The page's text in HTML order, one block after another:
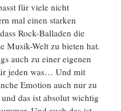
für viele nicht
mal einen starken
Rock-Balladen die
Musik-Welt zu bieten hat.
auch zu einer eigenen
jeden was… Und mit
Emotion auch nur zu
das ist absolut wichtig